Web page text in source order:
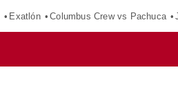
Exatlón Columbus Crew vs Pachuca